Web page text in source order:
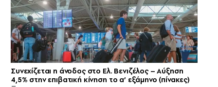
Συνεχίζεται η άνοδος στο Ελ. Βενιζέλος – Αύξηση
4,5% στην επιβατική κίνηση το α’ εξάμηνο (πίνακες)